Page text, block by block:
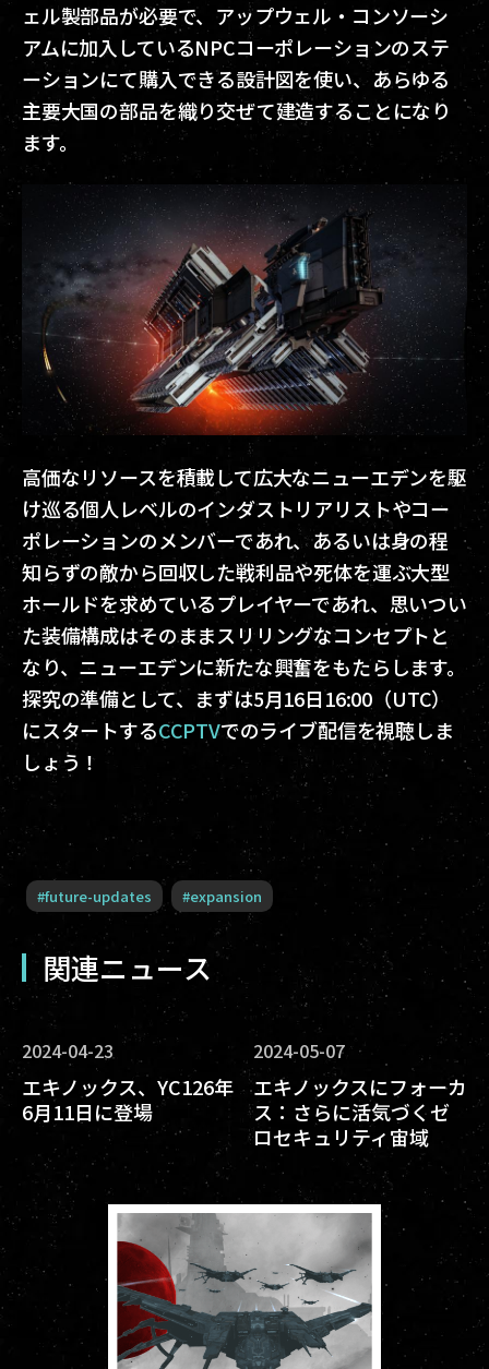
ェル製部品が必要で、アップウェル・コンソーシ
アムに加入しているNPCコーポレーションのステ
ーションにて購入できる設計図を使い、あらゆる
主要大国の部品を織り交ぜて建造することになり
ます。
高価なリソースを積載して広大なニューエデンを駆
け巡る個人レベルのインダストリアリストやコー
ポレーションのメンバーであれ、あるいは身の程
知らずの敵から回収した戦利品や死体を運ぶ大型
ホールドを求めているプレイヤーであれ、思いつい
た装備構成はそのままスリリングなコンセプトと
なり、ニューエデンに新たな興奮をもたらします。
探究の準備として、まずは5月16日16:00（UTC）
にスタートするCCPTVでのライブ配信を視聴しま
しょう！
#future-updates #expansion
関連ニュース
2024-04-23
エキノックス、YC126年
6月11日に登場
2024-05-07
エキノックスにフォーカ
ス：さらに活気づくゼ
ロセキュリティ宙域